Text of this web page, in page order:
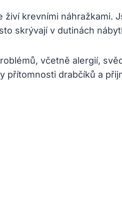
krevními náhražkami.
skrývají v dutinách
včetně alergií,
drabčíků a